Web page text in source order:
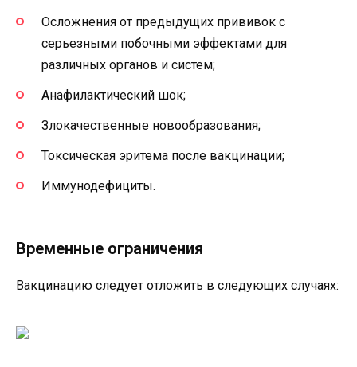
Осложнения от предыдущих прививок с
серьезными побочными эффектами для
различных органов и систем;
Анафилактический шок;
Злокачественные новообразования;
Токсическая эритема после вакцинации;
Иммунодефициты.
Временные ограничения
Вакцинацию следует отложить в следующих случаях: